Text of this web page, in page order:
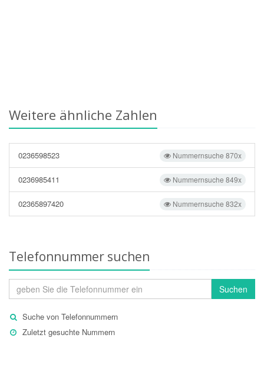
Weitere ähnliche Zahlen
Nummernsuche 870x
0236598523
Nummernsuche 849x
0236985411
Nummernsuche 832x
02365897420
Telefonnummer suchen
Suchen
Suche von Telefonnummern
Zuletzt gesuchte Nummern